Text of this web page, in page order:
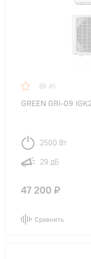
45
GREEN GRI-09
2500 Вт
29 дБ
47 200 ₽
Сравнить